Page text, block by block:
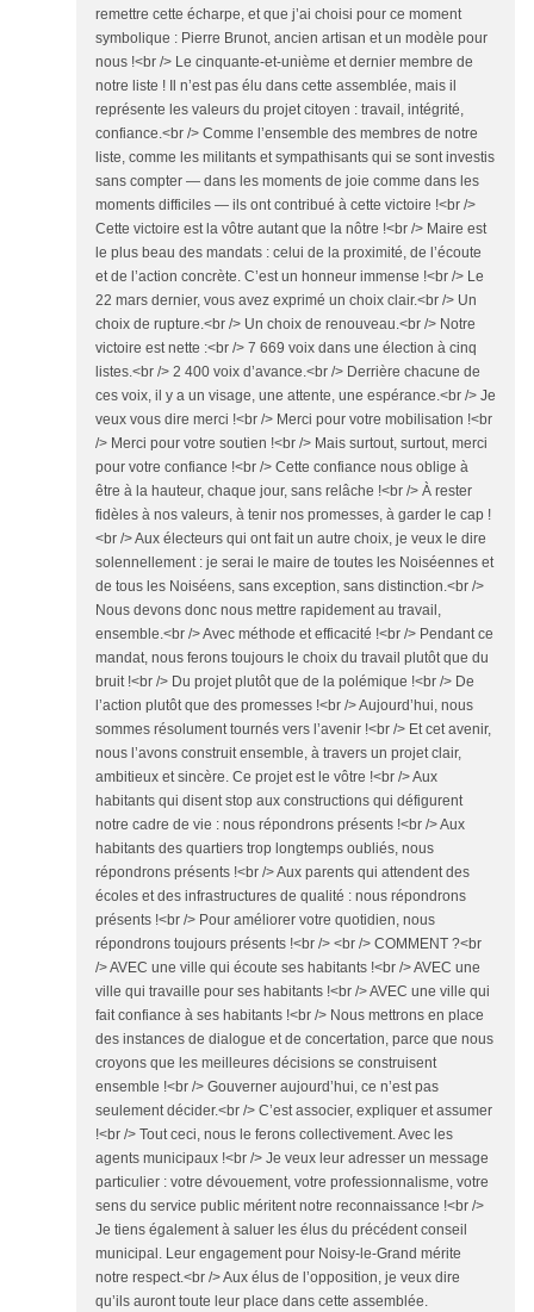
remettre cette écharpe, et que j’ai choisi pour ce moment
symbolique : Pierre Brunot, ancien artisan et un modèle pour
nous !<br /> Le cinquante-et-unième et dernier membre de
notre liste ! Il n’est pas élu dans cette assemblée, mais il
représente les valeurs du projet citoyen : travail, intégrité,
confiance.<br /> Comme l’ensemble des membres de notre
liste, comme les militants et sympathisants qui se sont investis
sans compter — dans les moments de joie comme dans les
moments difficiles — ils ont contribué à cette victoire !<br />
Cette victoire est la vôtre autant que la nôtre !<br /> Maire est
le plus beau des mandats : celui de la proximité, de l’écoute
et de l’action concrète. C’est un honneur immense !<br /> Le
22 mars dernier, vous avez exprimé un choix clair.<br /> Un
choix de rupture.<br /> Un choix de renouveau.<br /> Notre
victoire est nette :<br /> 7 669 voix dans une élection à cinq
listes.<br /> 2 400 voix d’avance.<br /> Derrière chacune de
ces voix, il y a un visage, une attente, une espérance.<br /> Je
veux vous dire merci !<br /> Merci pour votre mobilisation !<br
/> Merci pour votre soutien !<br /> Mais surtout, surtout, merci
pour votre confiance !<br /> Cette confiance nous oblige à
être à la hauteur, chaque jour, sans relâche !<br /> À rester
fidèles à nos valeurs, à tenir nos promesses, à garder le cap !
<br /> Aux électeurs qui ont fait un autre choix, je veux le dire
solennellement : je serai le maire de toutes les Noiséennes et
de tous les Noiséens, sans exception, sans distinction.<br />
Nous devons donc nous mettre rapidement au travail,
ensemble.<br /> Avec méthode et efficacité !<br /> Pendant ce
mandat, nous ferons toujours le choix du travail plutôt que du
bruit !<br /> Du projet plutôt que de la polémique !<br /> De
l’action plutôt que des promesses !<br /> Aujourd’hui, nous
sommes résolument tournés vers l’avenir !<br /> Et cet avenir,
nous l’avons construit ensemble, à travers un projet clair,
ambitieux et sincère. Ce projet est le vôtre !<br /> Aux
habitants qui disent stop aux constructions qui défigurent
notre cadre de vie : nous répondrons présents !<br /> Aux
habitants des quartiers trop longtemps oubliés, nous
répondrons présents !<br /> Aux parents qui attendent des
écoles et des infrastructures de qualité : nous répondrons
présents !<br /> Pour améliorer votre quotidien, nous
répondrons toujours présents !<br /> <br /> COMMENT ?<br
/> AVEC une ville qui écoute ses habitants !<br /> AVEC une
ville qui travaille pour ses habitants !<br /> AVEC une ville qui
fait confiance à ses habitants !<br /> Nous mettrons en place
des instances de dialogue et de concertation, parce que nous
croyons que les meilleures décisions se construisent
ensemble !<br /> Gouverner aujourd’hui, ce n’est pas
seulement décider.<br /> C’est associer, expliquer et assumer
!<br /> Tout ceci, nous le ferons collectivement. Avec les
agents municipaux !<br /> Je veux leur adresser un message
particulier : votre dévouement, votre professionnalisme, votre
sens du service public méritent notre reconnaissance !<br />
Je tiens également à saluer les élus du précédent conseil
municipal. Leur engagement pour Noisy-le-Grand mérite
notre respect.<br /> Aux élus de l’opposition, je veux dire
qu’ils auront toute leur place dans cette assemblée.